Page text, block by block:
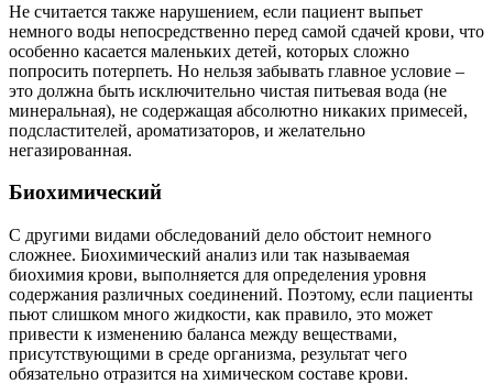
Не считается также нарушением, если пациент выпьет
немного воды непосредственно перед самой сдачей крови, что
особенно касается маленьких детей, которых сложно
попросить потерпеть. Но нельзя забывать главное условие –
это должна быть исключительно чистая питьевая вода (не
минеральная), не содержащая абсолютно никаких примесей,
подсластителей, ароматизаторов, и желательно
негазированная.
Биохимический
С другими видами обследований дело обстоит немного
сложнее. Биохимический анализ или так называемая
биохимия крови, выполняется для определения уровня
содержания различных соединений. Поэтому, если пациенты
пьют слишком много жидкости, как правило, это может
привести к изменению баланса между веществами,
присутствующими в среде организма, результат чего
обязательно отразится на химическом составе крови.